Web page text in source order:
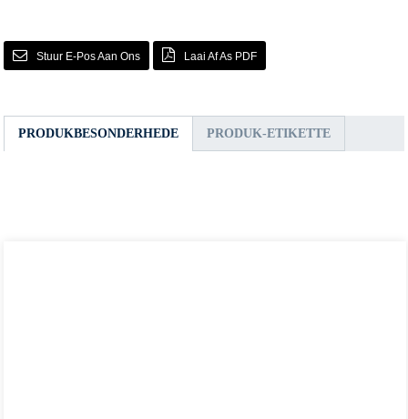
Stuur E-Pos Aan Ons Laai Af As PDF
PRODUKBESONDERHEDE PRODUK-ETIKETTE